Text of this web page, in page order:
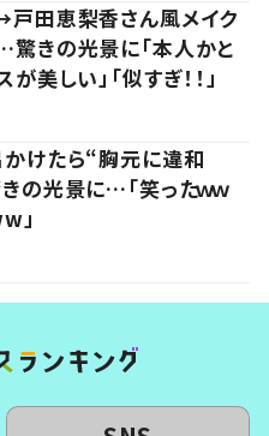
田恵梨香さん風メイク
きの光景に「本人かと
美しい」「似すぎ！！」
かけたら“胸元に違和
の光景に…「笑ったｗｗ
」